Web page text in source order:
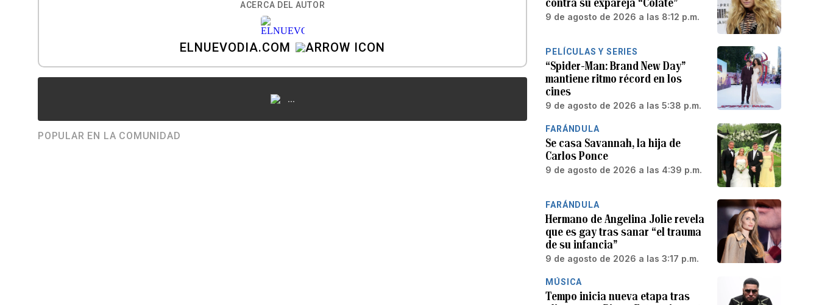
ACERCA DEL AUTOR
ELNUEVODIA.COM
...
POPULAR EN LA COMUNIDAD
contra su expareja “Colate”
9 de agosto de 2026 a las 8:12 p.m.
PELÍCULAS Y SERIES
“Spider-Man: Brand New Day”
mantiene ritmo récord en los
cines
9 de agosto de 2026 a las 5:38 p.m.
FARÁNDULA
Se casa Savannah, la hija de
Carlos Ponce
9 de agosto de 2026 a las 4:39 p.m.
FARÁNDULA
Hermano de Angelina Jolie revela
que es gay tras sanar “el trauma
de su infancia”
9 de agosto de 2026 a las 3:17 p.m.
MÚSICA
Tempo inicia nueva etapa tras